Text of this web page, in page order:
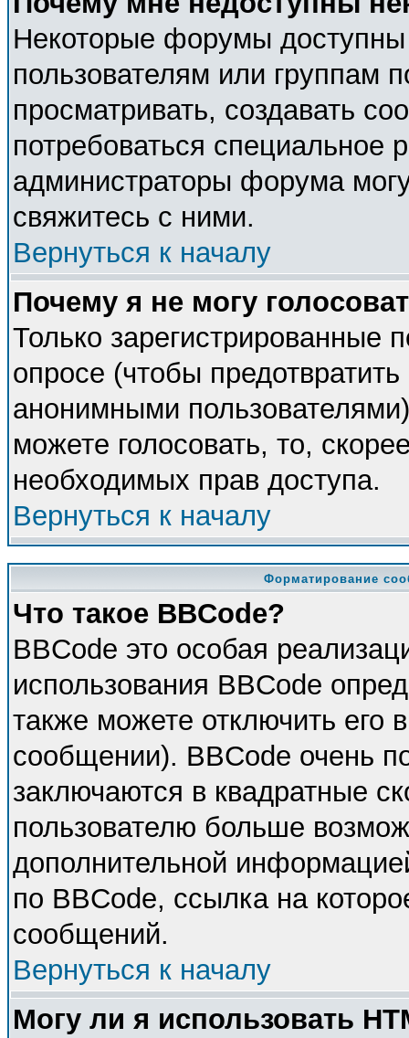
Некоторые форумы
пользователям или группам
просматривать, создавать
потребоваться
администраторы форума
свяжитесь с ними.
Вернуться к началу
Почему я не могу
Только зарегистрированные
опросе (чтобы предотвратить
анонимными
можете голосовать, то,
необходимых прав доступа.
Вернуться к началу
Форматирование
Что такое BBCode?
BBCode это особая
использования BBCode
также можете отключить
сообщении). BBCode очень
заключаются в квадратные
пользователю больше
дополнительной
по BBCode, ссылка на
сообщений.
Вернуться к началу
Могу ли я использовать